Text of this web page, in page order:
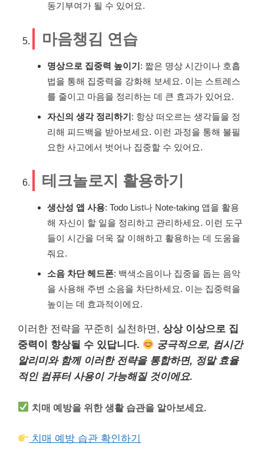
동기부여가 될 수 있어요.
마음챙김 연습
명상으로 집중력 높이기: 짧은 명상 시간이나 호흡
법을 통해 집중력을 강화해 보세요. 이는 스트레스
를 줄이고 마음을 정리하는 데 큰 효과가 있어요.
자신의 생각 정리하기: 항상 떠오르는 생각들을 정
리해 피드백을 받아보세요. 이런 과정을 통해 불필
요한 사고에서 벗어나 집중할 수 있어요.
테크놀로지 활용하기
생산성 앱 사용: Todo List나 Note-taking 앱을 활용
해 자신이 할 일을 정리하고 관리하세요. 이런 도구
들이 시간을 더욱 잘 이해하고 활용하는 데 도움을
줘요.
소음 차단 헤드폰: 백색소음이나 집중을 돕는 음악
을 사용해 주변 소음을 차단하세요. 이는 집중력을
높이는 데 효과적이에요.
이러한 전략을 꾸준히 실천하면, 상상 이상으로 집
중력이 향상될 수 있답니다.
궁극적으로, 컴시간
알리미와 함께 이러한 전략을 통합하면, 정말 효율
적인 컴퓨터 사용이 가능해질 것이에요.
치매 예방을 위한 생활 습관을 알아보세요.
치매 예방 습관 확인하기